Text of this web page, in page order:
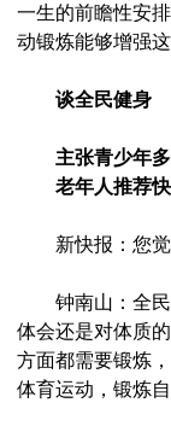
一生的前瞻性安
动锻炼能够增强这
谈全民健身
主张青少年多
老年人推荐快
新快报：您觉
钟南山：全民
体会还是对体质
方面都需要锻炼
体育运动，锻炼自